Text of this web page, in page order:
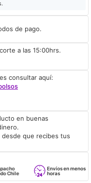
de pago.
a las 15:00hrs.
consultar aquí:
en buenas
desde que recibes tus
Envíos en menos de 24
horas